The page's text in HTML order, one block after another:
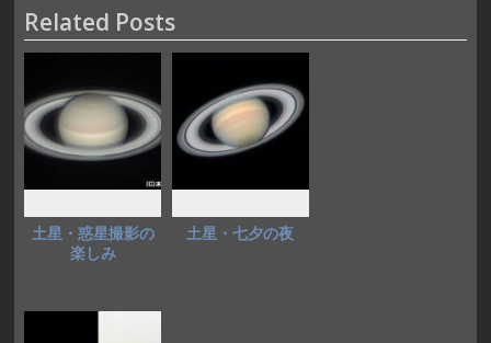
o
o
k
o
n
Related Posts
土星・惑星撮影の
楽しみ
土星・七夕の夜